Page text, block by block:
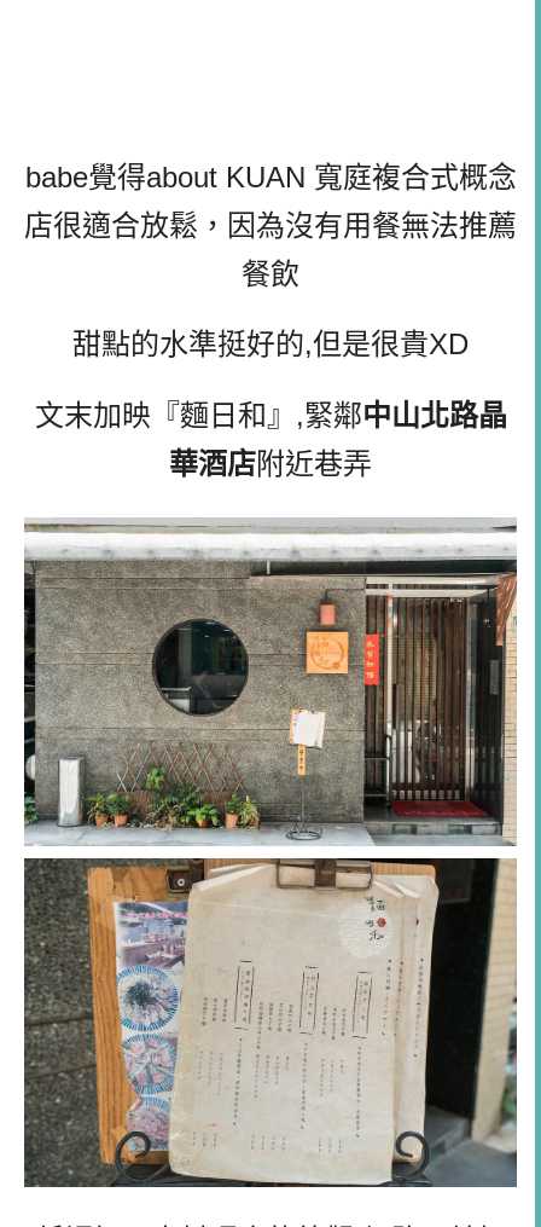
babe覺得about KUAN 寬庭複合式概念
店很適合放鬆，因為沒有用餐無法推薦
餐飲
甜點的水準挺好的,但是很貴XD
文末加映『麵日和』,緊鄰中山北路晶
華酒店附近巷弄